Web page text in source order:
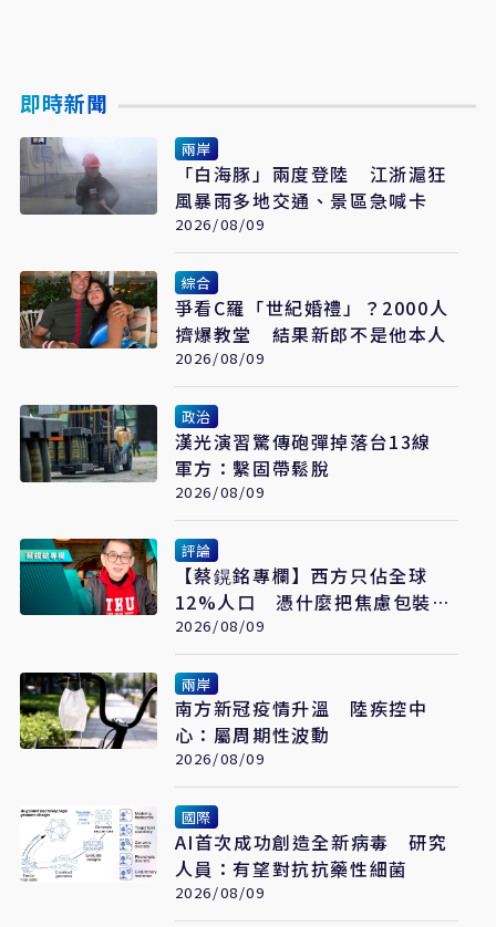
即時新聞
兩岸
「白海豚」兩度登陸 江浙滬狂
風暴雨多地交通、景區急喊卡
2026/08/09
綜合
爭看C羅「世紀婚禮」？2000人
擠爆教堂 結果新郎不是他本人
2026/08/09
政治
漢光演習驚傳砲彈掉落台13線
軍方：繫固帶鬆脫
2026/08/09
評論
【蔡鎤銘專欄】西方只佔全球
12%人口 憑什麼把焦慮包裝成
普世價值
2026/08/09
兩岸
南方新冠疫情升溫 陸疾控中
心：屬周期性波動
2026/08/09
國際
AI首次成功創造全新病毒 研究
人員：有望對抗抗藥性細菌
2026/08/09